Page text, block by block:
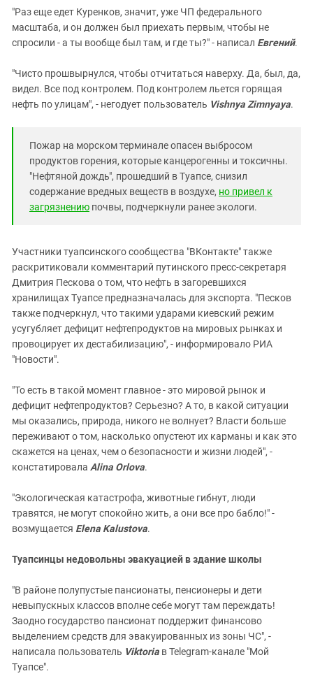
"Раз еще едет Куренков, значит, уже ЧП федерального
масштаба, и он должен был приехать первым, чтобы не
спросили - а ты вообще был там, и где ты?" - написал Евгений.
"Чисто прошвырнулся, чтобы отчитаться наверху. Да, был, да,
видел. Все под контролем. Под контролем льется горящая
нефть по улицам", - негодует пользователь Vishnya Zimnyaya.
Пожар на морском терминале опасен выбросом
продуктов горения, которые канцерогенны и токсичны.
"Нефтяной дождь", прошедший в Туапсе, снизил
содержание вредных веществ в воздухе, но привел к
загрязнению почвы, подчеркнули ранее экологи.
Участники туапсинского сообщества "ВКонтакте" также
раскритиковали комментарий путинского пресс-секретаря
Дмитрия Пескова о том, что нефть в загоревшихся
хранилищах Туапсе предназначалась для экспорта. "Песков
также подчеркнул, что такими ударами киевский режим
усугубляет дефицит нефтепродуктов на мировых рынках и
провоцирует их дестабилизацию", - информировало РИА
"Новости".
"То есть в такой момент главное - это мировой рынок и
дефицит нефтепродуктов? Серьезно? А то, в какой ситуации
мы оказались, природа, никого не волнует? Власти больше
переживают о том, насколько опустеют их карманы и как это
скажется на ценах, чем о безопасности и жизни людей", -
констатировала Alina Orlova.
"Экологическая катастрофа, животные гибнут, люди
травятся, не могут спокойно жить, а они все про бабло!" -
возмущается Elena Kalustova.
Туапсинцы недовольны эвакуацией в здание школы
"В районе полупустые пансионаты, пенсионеры и дети
невыпускных классов вполне себе могут там переждать!
Заодно государство пансионат поддержит финансово
выделением средств для эвакуированных из зоны ЧС", -
написала пользователь Viktoria в Telegram-канале "Мой
Туапсе".